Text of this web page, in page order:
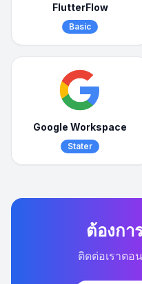
FlutterFlow
Basic
Google Workspace
Stater
ต้องกา
ติดต่อเราตอ